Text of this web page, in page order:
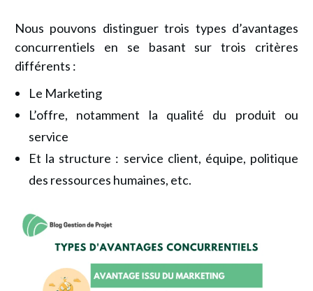
Nous pouvons distinguer trois types d’avantages
concurrentiels en se basant sur trois critères
différents :
Le Marketing
L’offre, notamment la qualité du produit ou
service
Et la structure : service client, équipe, politique
des ressources humaines, etc.